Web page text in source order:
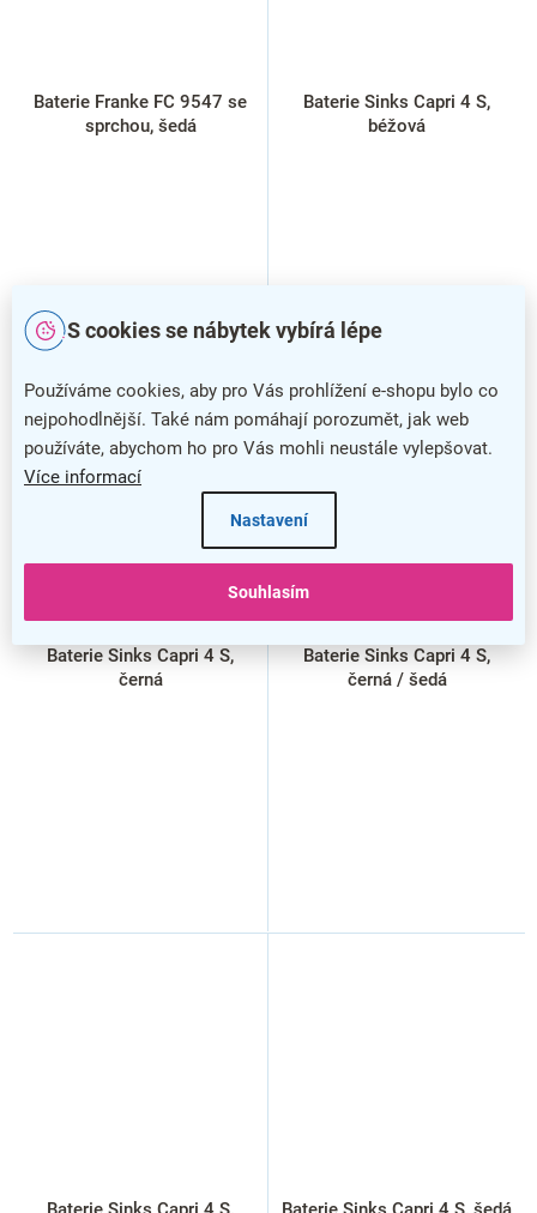
S cookies se nábytek vybírá lépe
Používáme cookies, aby pro Vás prohlížení e-shopu bylo co
nejpohodlnější. Také nám pomáhají porozumět, jak web
používáte, abychom ho pro Vás mohli neustále vylepšovat.
Více informací
Nastavení
Souhlasím
Baterie Franke FC 9547 se
sprchou, šedá
Baterie Sinks Capri 4 S,
béžová
Baterie Sinks Capri 4 S,
černá
Baterie Sinks Capri 4 S,
černá / šedá